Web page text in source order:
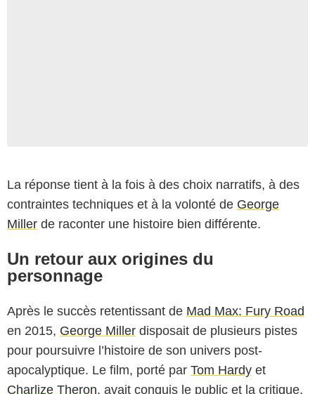
La réponse tient à la fois à des choix narratifs, à des
contraintes techniques et à la volonté de George
Miller de raconter une histoire bien différente.
Un retour aux origines du
personnage
Après le succès retentissant de Mad Max: Fury Road
en 2015, George Miller disposait de plusieurs pistes
pour poursuivre l’histoire de son univers post-
apocalyptique. Le film, porté par Tom Hardy et
Charlize Theron, avait conquis le public et la critique,